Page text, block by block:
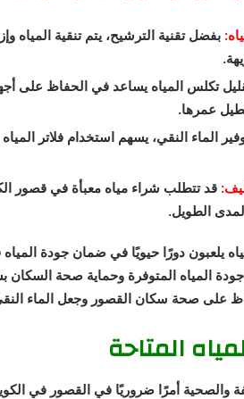
بفضل تقنية الترشيح، يتم تنقية المياه
تكلس المياه يساعد في الحفاظ على
عمرها.
الماء النقي، يسهم استخدام فلاتر
قد تتطلب شراء مياه معبأة في قصور
الطويل.
يلعبون دورًا حيويًا في ضمان جودة
المياه المتوفرة وحماية صحة السكان
على صحة سكان القصور وجعل الماء
المتاحة
والصحية أمرًا ضروريًا في القصور في